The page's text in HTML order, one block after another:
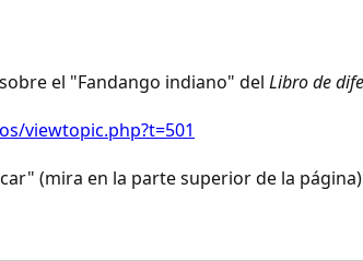
el "Fandango indiano" del Libro de
viewtopic.php?t=501
(mira en la parte superior de la